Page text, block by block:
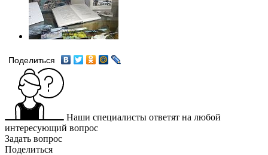
Поделиться
Наши специалисты ответят на любой
интересующий вопрос
Задать вопрос
Поделиться